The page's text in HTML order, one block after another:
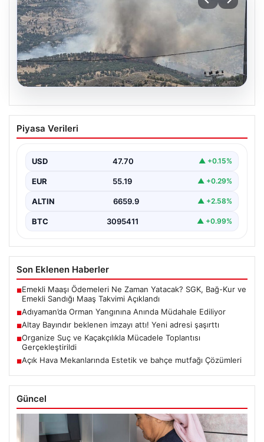
Adıyaman’da Orman Yangınına Anında
Müdahale Ediliyor
Kütüklü köyleri arasındaki geniş ormanlık alan, aniden
çıkan…
Piyasa Verileri
USD 47.70 ▲ +0.15%
EUR 55.19 ▲ +0.29%
ALTIN 6659.9 ▲ +2.58%
BTC 3095411 ▲ +0.99%
Son Eklenen Haberler
■Emekli Maaşı Ödemeleri Ne Zaman Yatacak? SGK, Bağ-Kur ve
Emekli Sandığı Maaş Takvimi Açıklandı
■Adıyaman’da Orman Yangınına Anında Müdahale Ediliyor
■Altay Bayındır beklenen imzayı attı! Yeni adresi şaşırttı
■Organize Suç ve Kaçakçılıkla Mücadele Toplantısı
Gerçekleştirildi
■Açık Hava Mekanlarında Estetik ve bahçe mutfağı Çözümleri
Güncel